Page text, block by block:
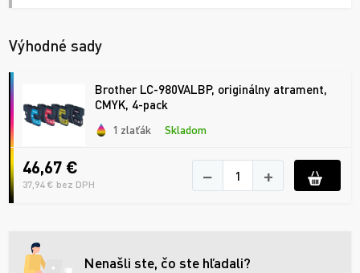
Výhodné sady
Brother LC-980VALBP, originálny atrament,
CMYK, 4-pack
1 zlaťák Skladom
46,67 €
37,94 € bez DPH − +
Nenašli ste, čo ste hľadali?